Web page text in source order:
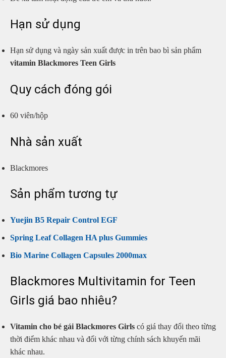
Hạn sử dụng
Hạn sử dụng và ngày sản xuất được in trên bao bì sản phẩm
vitamin Blackmores Teen Girls
Quy cách đóng gói
60 viên/hộp
Nhà sản xuất
Blackmores
Sản phẩm tương tự
Yuejin B5 Repair Control EGF
Spring Leaf Collagen HA plus Gummies
Bio Marine Collagen Capsules 2000max
Blackmores Multivitamin for Teen
Girls giá bao nhiêu?
Vitamin cho bé gái Blackmores Girls có giá thay đổi theo từng
thời điểm khác nhau và đối với từng chính sách khuyến mãi
khác nhau.